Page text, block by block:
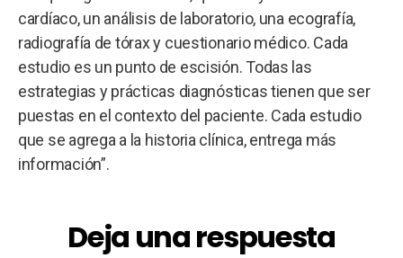
cardíaco, un análisis de laboratorio, una ecografía,
radiografía de tórax y cuestionario médico. Cada
estudio es un punto de escisión. Todas las
estrategias y prácticas diagnósticas tienen que ser
puestas en el contexto del paciente. Cada estudio
que se agrega a la historia clínica, entrega más
información”.
Deja una respuesta